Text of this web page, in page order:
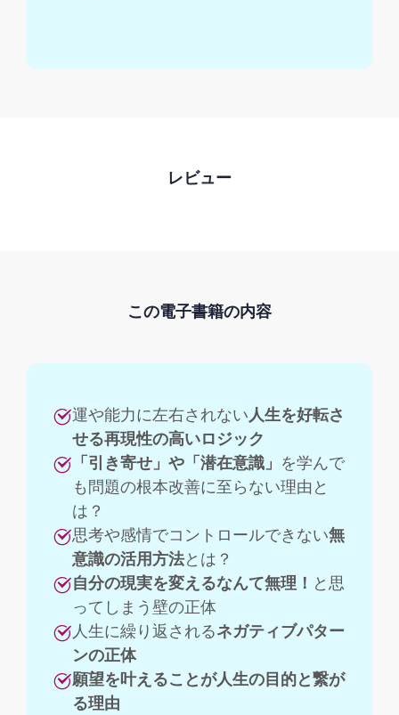
レビュー
この電子書籍の内容
運や能力に左右されない人生を好転さ
せる再現性の高いロジック
「引き寄せ」や「潜在意識」 を学んで
も問題の根本改善に至らない理由と
は？
思考や感情でコントロールできない無
意識の活用方法とは？
自分の現実を変えるなんて無理！ と思
ってしまう壁の正体
人生に繰り返されるネガティブパター
ンの正体
願望を叶えることが人生の目的と繋が
る理由